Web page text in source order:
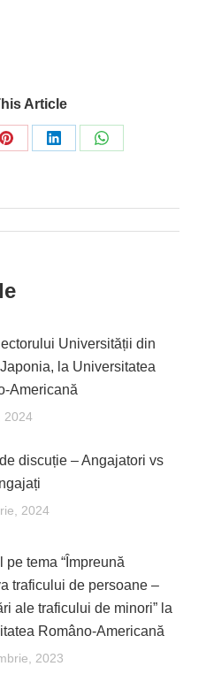
Article
Share
Share
Share
Universității din
la Universitatea
Americană
2024
discuție – Angajatori vs
2024
pe tema “Împreună
traficului de persoane –
ale traficului de minori” la
Româno-Americană
2023